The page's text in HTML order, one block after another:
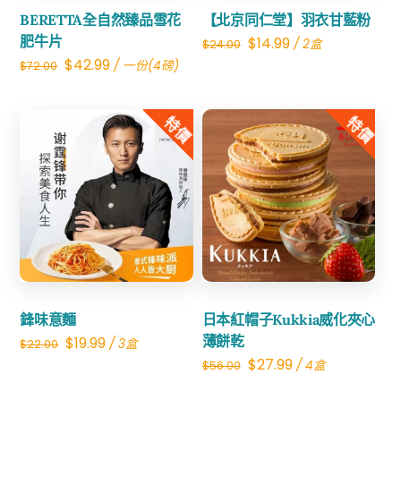
BERETTA全自然臻品雪花
肥牛片
$72.00 Original
$72.00.
$42.99Current
is:
$42.99.
/ 一份(4磅)
【北京同仁堂】羽衣甘藍粉
$24.00 Original
$24.00.
$14.99Current
$14.99.
/ 2盒
特價
鋒味意麵
$22.00 Original
$19.99Current
/ 3盒
Share
特價
日本紅帽子Kukkia威化夾心
薄餅乾
$56.00 Original
$27.99Current
/ 4盒
Share